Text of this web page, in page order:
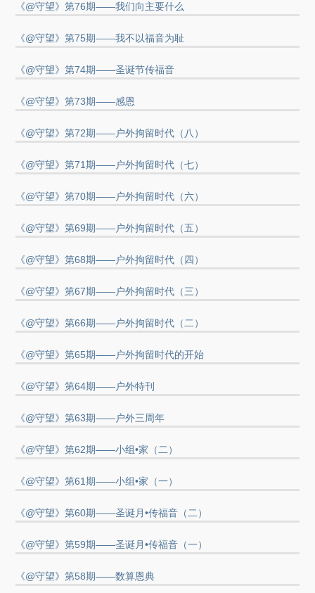
《@守望》第76期——我们向主要什么
《@守望》第75期——我不以福音为耻
《@守望》第74期——圣诞节传福音
《@守望》第73期——感恩
《@守望》第72期——户外拘留时代（八）
《@守望》第71期——户外拘留时代（七）
《@守望》第70期——户外拘留时代（六）
《@守望》第69期——户外拘留时代（五）
《@守望》第68期——户外拘留时代（四）
《@守望》第67期——户外拘留时代（三）
《@守望》第66期——户外拘留时代（二）
《@守望》第65期——户外拘留时代的开始
《@守望》第64期——户外特刊
《@守望》第63期——户外三周年
《@守望》第62期——小组•家（二）
《@守望》第61期——小组•家（一）
《@守望》第60期——圣诞月•传福音（二）
《@守望》第59期——圣诞月•传福音（一）
《@守望》第58期——数算恩典